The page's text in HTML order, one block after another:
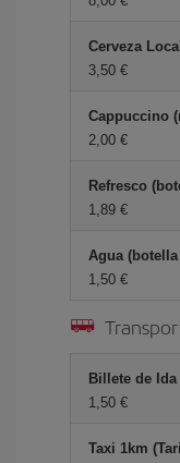
Cerveza
3,50 €
Cappuccino
2,00 €
Refresco
1,89 €
Agua
1,50 €
Billete de
1,50 €
Taxi 1km